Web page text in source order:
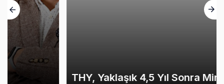
THY, Yaklaşık 4,5 Yıl Sonra Minsk’e